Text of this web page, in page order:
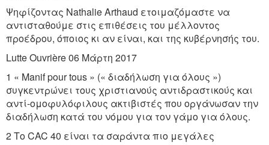
Ψηφίζοντας Nathalie Arthaud ετοιμαζόμαστε να
αντισταθούμε στις επιθέσεις του μέλλοντος
προέδρου, όποιος κι αν είναι, και της κυβέρνησής του.
Lutte Ouvrière 06 Μάρτη 2017
1 « Manif pour tous » (« διαδήλωση για όλους »)
συγκεντρώνει τους χριστιανούς αντιδραστικούς και
αντί-ομοφυλόφιλους ακτιβιστές που οργάνωσαν την
διαδήλωση κατά του νόμου για τον γάμο για όλους.
2 Το CAC 40 είναι τα σαράντα πιο μεγάλες